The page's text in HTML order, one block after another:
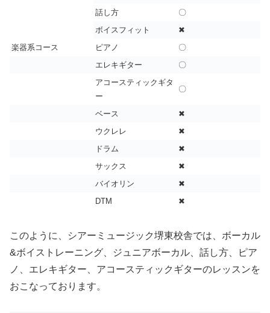
話し方
〇
ボイスフィット
✖
楽器系コース
ピアノ
〇
エレキギター
〇
アコースティックギタ
ー
〇
ベース
✖
ウクレレ
✖
ドラム
✖
サックス
✖
バイオリン
✖
DTM
✖
このように、シアーミュージック堺東校舎では、ボーカル
&ボイストレーニング、ジュニアボーカル、話し方、ピア
ノ、エレキギター、アコースティックギターのレッスンを
おこなっております。